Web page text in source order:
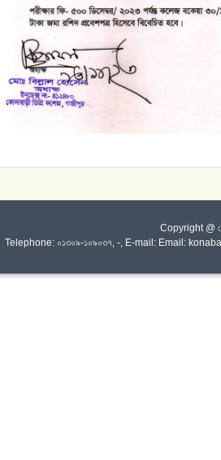
Copyright @
Telephone: ০১৩০৯-১০৯০৩৭, -, E-mail: Email: